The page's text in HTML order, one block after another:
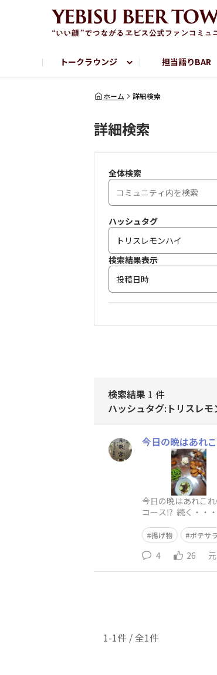
トークラウンジ
フリートーク
担当語りBAR
ヱビス提供店情報
ヱビスブランドサイト
サッポロビール公式Instagram
ホーム 詳細検索
詳細検索
全体検索
ハッシュタグ
検索結果表示
投稿日時
検索結果 1 件
ハッシュタグ:トリスレモ
今日の晩はあれ
今日の晩はあれこ
コース⁉️ 続く・・・
揚げ物 ポテサラ
4 26
1-1件 / 全1件